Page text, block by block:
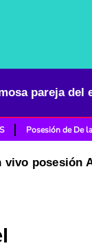
Posesión de De
vivo posesión